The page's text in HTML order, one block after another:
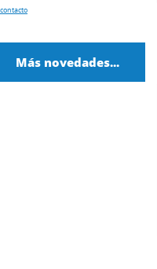
contacto
Más novedades...